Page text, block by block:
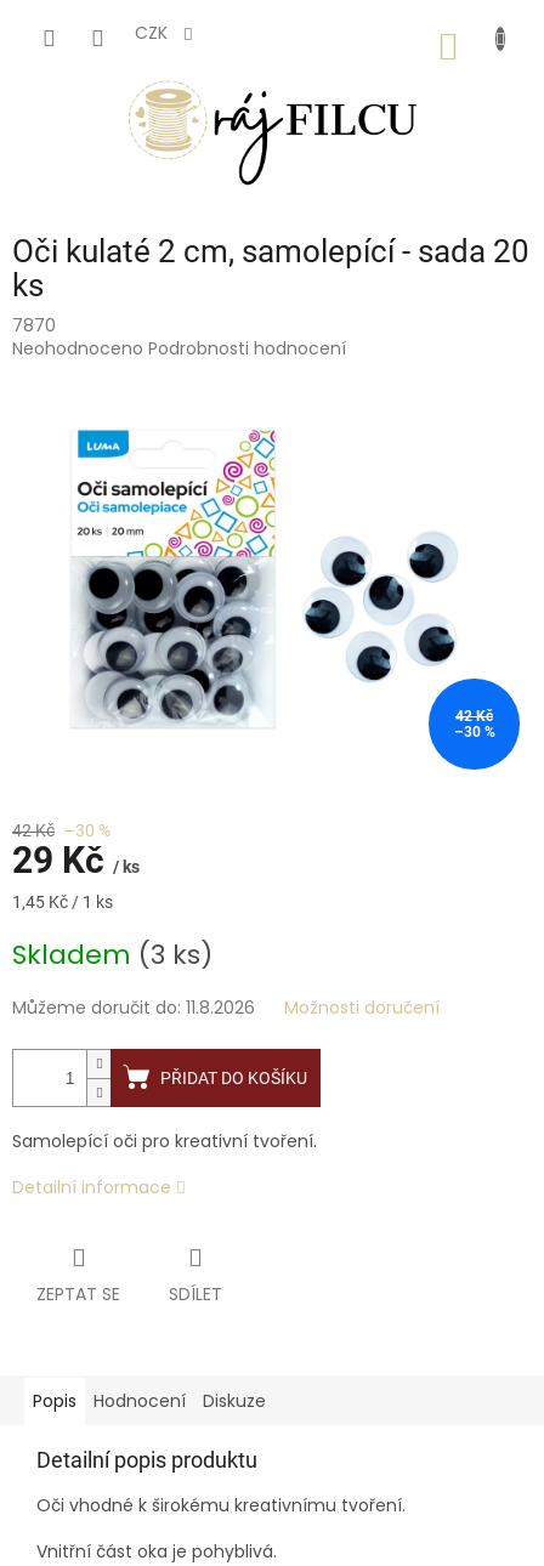
CZK
Oči kulaté 2 cm, samolepící - sada 20
ks
7870
Průměrné
hvězdiček.
Neohodnoceno Podrobnosti hodnocení
42 Kč
–30 %
42 Kč –30 %
29 Kč / ks
Měrná
1,45 Kč / 1 ks
Skladem (3 ks)
Můžeme doručit do: 11.8.2026 Možnosti doručení
PŘIDAT DO KOŠÍKU
Samolepící oči pro kreativní tvoření.
Detailní informace
ZEPTAT SE SDÍLET
Popis Hodnocení Diskuze
Detailní popis produktu
Oči vhodné k širokému kreativnímu tvoření.
Vnitřní část oka je pohyblivá.